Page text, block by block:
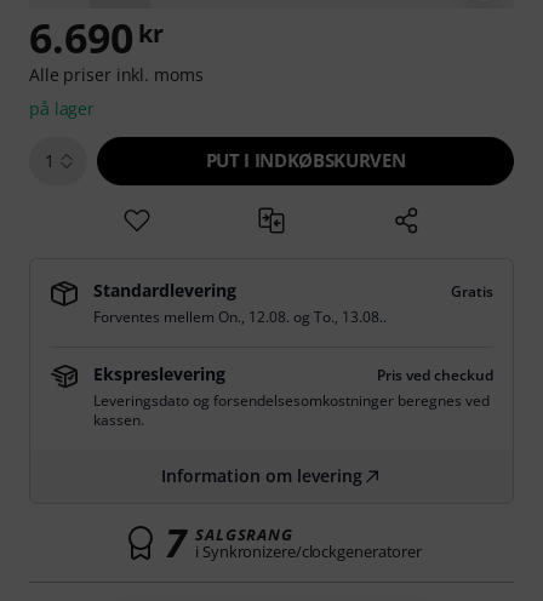
6.690 kr
Alle priser inkl. moms
på lager
1 PUT I INDKØBSKURVEN
Standardlevering
Gratis
Forventes mellem On., 12.08. og To., 13.08..
Ekspreslevering
Pris ved checkud
Leveringsdato og forsendelsesomkostninger beregnes ved
kassen.
Information om levering
7 SALGSRANG
i Synkronizere/clockgeneratorer